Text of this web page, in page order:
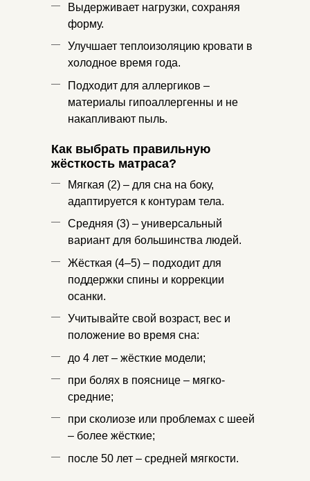
Выдерживает нагрузки, сохраняя
форму.
Улучшает теплоизоляцию кровати в
холодное время года.
Подходит для аллергиков –
материалы гипоаллергенны и не
накапливают пыль.
Как выбрать правильную
жёсткость матраса?
Мягкая (2) – для сна на боку,
адаптируется к контурам тела.
Средняя (3) – универсальный
вариант для большинства людей.
Жёсткая (4–5) – подходит для
поддержки спины и коррекции
осанки.
Учитывайте свой возраст, вес и
положение во время сна:
до 4 лет – жёсткие модели;
при болях в пояснице – мягко-
средние;
при сколиозе или проблемах с шеей
– более жёсткие;
после 50 лет – средней мягкости.